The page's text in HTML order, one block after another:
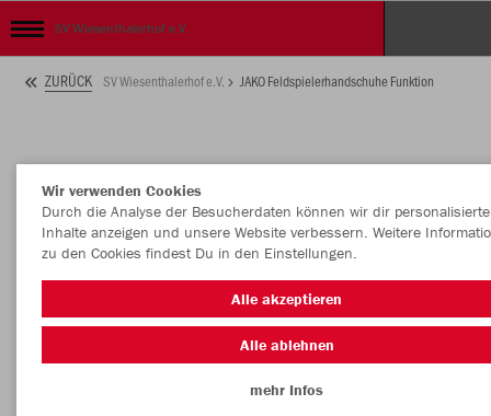
SV Wiesenthalerhof e.V.
ZURÜCK SV Wiesenthalerhof e.V. JAKO Feldspielerhandschuhe Funktion
Wir verwenden Cookies
Durch die Analyse der Besucherdaten können wir dir personalisierte
Inhalte anzeigen und unsere Website verbessern. Weitere
zu den Cookies findest Du in den Einstellungen.
Alle akzeptieren
Alle ablehnen
mehr Infos